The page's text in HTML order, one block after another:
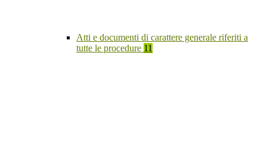
Atti e documenti di carattere generale riferiti a
tutte le procedure 11